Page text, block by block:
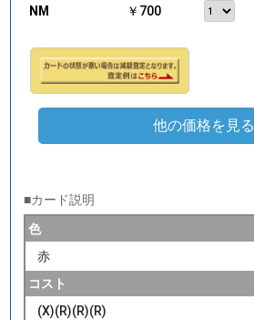
NM ￥700
他の価格を見る
■カード説明
色
赤
コスト
(X)(R)(R)(R)